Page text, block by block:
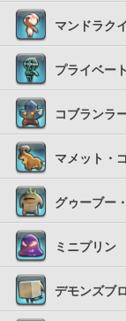
マンドラク
プライベー
コブランラ
マメット・
グゥーブー
ミニプリン
デモンズブ